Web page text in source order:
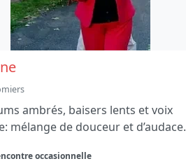
ambrés, baisers lents et voix
mélange de douceur et d’audace.
occasionnelle